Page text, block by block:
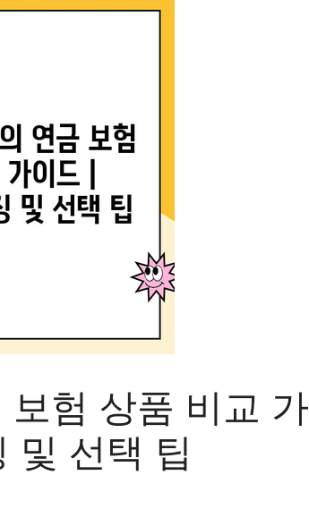
험 상품 비교 가
및 선택 팁